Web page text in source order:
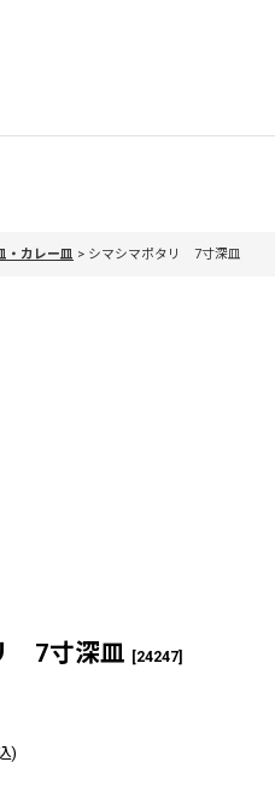
・カレー皿 > シマシマポタリ 7寸深皿
7寸深皿 [24247]
)